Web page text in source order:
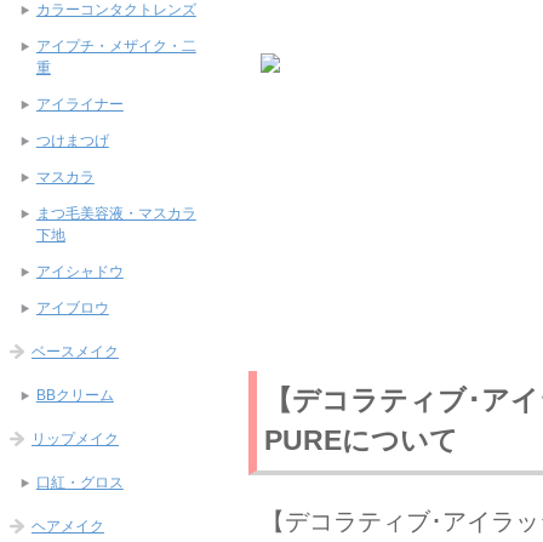
【デコラティブ･ア
PUREについて
【デコラティブ･アイラ
カラーコンタクトレンズ
アイプチ・メザイク・二
重
アイライナー
つけまつげ
マスカラ
まつ毛美容液・マスカラ
下地
アイシャドウ
アイブロウ
ベースメイク
BBクリーム
リップメイク
口紅・グロス
ヘアメイク